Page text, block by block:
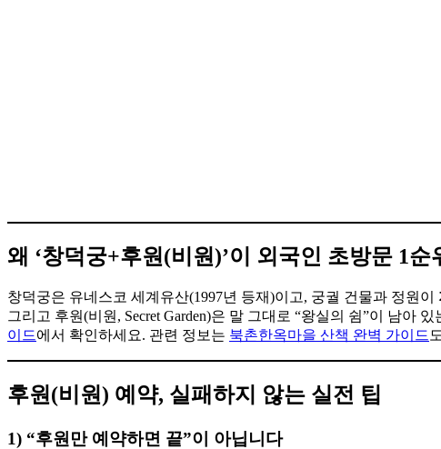
왜 ‘창덕궁+후원(비원)’이 외국인 초방문 1순
창덕궁은 유네스코 세계유산(1997년 등재)이고, 궁궐 건물과 정원이
그리고 후원(비원, Secret Garden)은 말 그대로 “왕실의 쉼”이 남아
이드에서 확인하세요. 관련 정보는 북촌한옥마을 산책 완벽 가이드
후원(비원) 예약, 실패하지 않는 실전 팁
1) “후원만 예약하면 끝”이 아닙니다